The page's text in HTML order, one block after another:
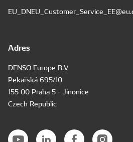
Adres
DENSO Europe B.V
Pekařská 695/10
155 00 Praha 5 - Jinonice
Czech Republic